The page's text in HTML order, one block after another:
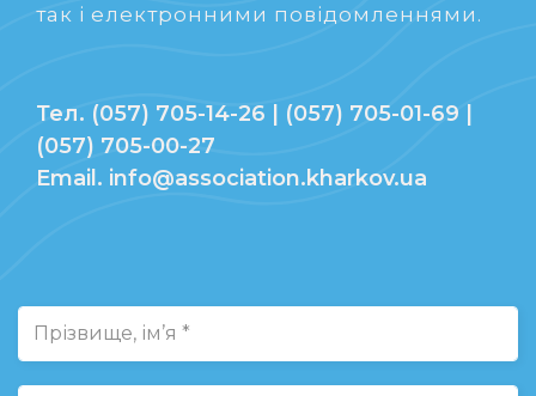
так і електронними повідомленнями.
Тел. (057) 705-14-26 | (057) 705-01-69 |
(057) 705-00-27
Email. info@association.kharkov.ua